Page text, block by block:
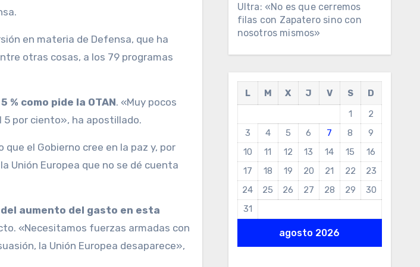
en materia de Defensa, que ha
otras cosas, a los 79 programas
como pide la OTAN. «Muy pocos
5 por ciento», ha apostillado.
el Gobierno cree en la paz y, por
Unión Europea que no se dé cuenta
aumento del gasto en esta
«Necesitamos fuerzas armadas con
la Unión Europea desaparece»,
Ultra: «No es que cerremos
filas con Zapatero sino con
nosotros mismos»
agosto 2026
L M X J V S
D
1
2
3
4 5 6 7 8
9
10
11 12 13 14 15
16
17
18 19 20 21 22
23
24
25 26 27 28 29
30
31